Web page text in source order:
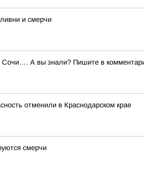
и смерчи
Сочи…. А вы знали? Пишите в
отменили в Краснодарском крае
смерчи